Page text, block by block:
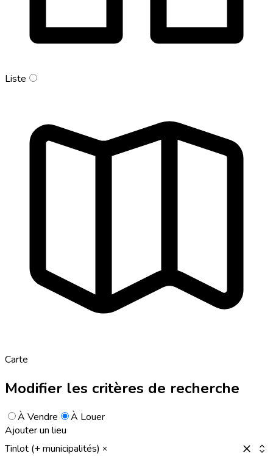
Liste
Carte
Modifier les critères de recherche
À Vendre
À Louer
Ajouter un lieu
Tinlot (+ municipalités)